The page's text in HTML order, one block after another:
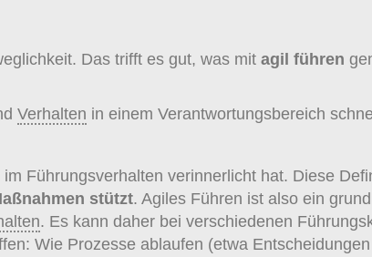
Das trifft es gut, was mit agil führen
Verhalten in einem Verantwortungsbereich
Führungsverhalten verinnerlicht hat. Diese
stützt. Agiles Führen ist also ein
. Es kann daher bei verschiedenen
Wie Prozesse ablaufen (etwa